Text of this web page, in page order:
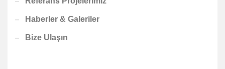
Haberler & Galeriler
Bize Ulaşın